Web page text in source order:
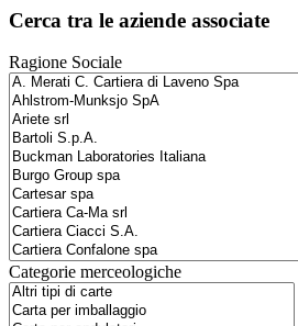
Cerca tra le aziende associate
Ragione Sociale
Categorie merceologiche